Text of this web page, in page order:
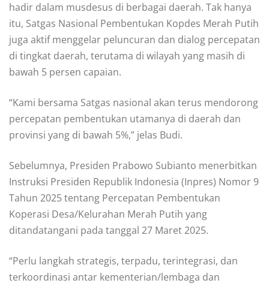
hadir dalam musdesus di berbagai daerah. Tak hanya
itu, Satgas Nasional Pembentukan Kopdes Merah Putih
juga aktif menggelar peluncuran dan dialog percepatan
di tingkat daerah, terutama di wilayah yang masih di
bawah 5 persen capaian.
“Kami bersama Satgas nasional akan terus mendorong
percepatan pembentukan utamanya di daerah dan
provinsi yang di bawah 5%,” jelas Budi.
Sebelumnya, Presiden Prabowo Subianto menerbitkan
Instruksi Presiden Republik Indonesia (Inpres) Nomor 9
Tahun 2025 tentang Percepatan Pembentukan
Koperasi Desa/Kelurahan Merah Putih yang
ditandatangani pada tanggal 27 Maret 2025.
“Perlu langkah strategis, terpadu, terintegrasi, dan
terkoordinasi antar kementerian/lembaga dan